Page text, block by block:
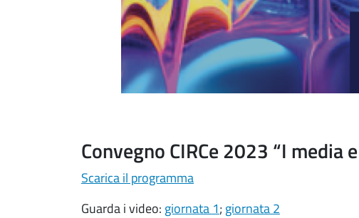
Convegno CIRCe 2023 “I media
Scarica il programma
Guarda i video: giornata 1; giornata 2